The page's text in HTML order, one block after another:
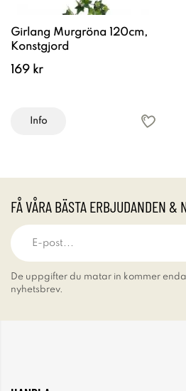
Girlang Murgröna 120cm,
Konstgjord
169 kr
Info
FÅ VÅRA BÄSTA ERBJUDANDEN &
De uppgifter du matar in kommer
nyhetsbrev.